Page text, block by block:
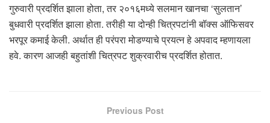
गुरुवारी प्रदर्शित झाला होता, तर २०१६मध्ये सलमान खानचा ‘सुलतान’
बुधवारी प्रदर्शित झाला होता. तरीही या दोन्ही चित्रपटांनी बॉक्स ऑफिसवर
भरपूर कमाई केली. अर्थात ही परंपरा मोडण्याचे प्रयत्न हे अपवाद म्हणायला
हवे. कारण आजही बहुतांशी चित्रपट शुक्रवारीच प्रदर्शित होतात.
Previous Post